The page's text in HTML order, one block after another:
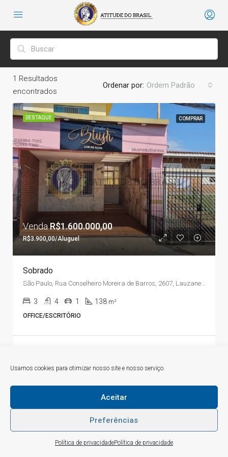
Usamos cookies para otimizar nosso site e nosso serviço.
Aceitar
Preferências
Política de privacidadePolítica de privacidade
1 Resultados
encontrados
Ordenar por: Ordem Padrão
DESTAQUE COMPRAR
VendaR$1.600.000,00
R$3.900,00/Aluguel
Sobrado
3 4 1 138 m²
OFFICE/ESCRITÓRIO
Como posso ajudá-lo? :)